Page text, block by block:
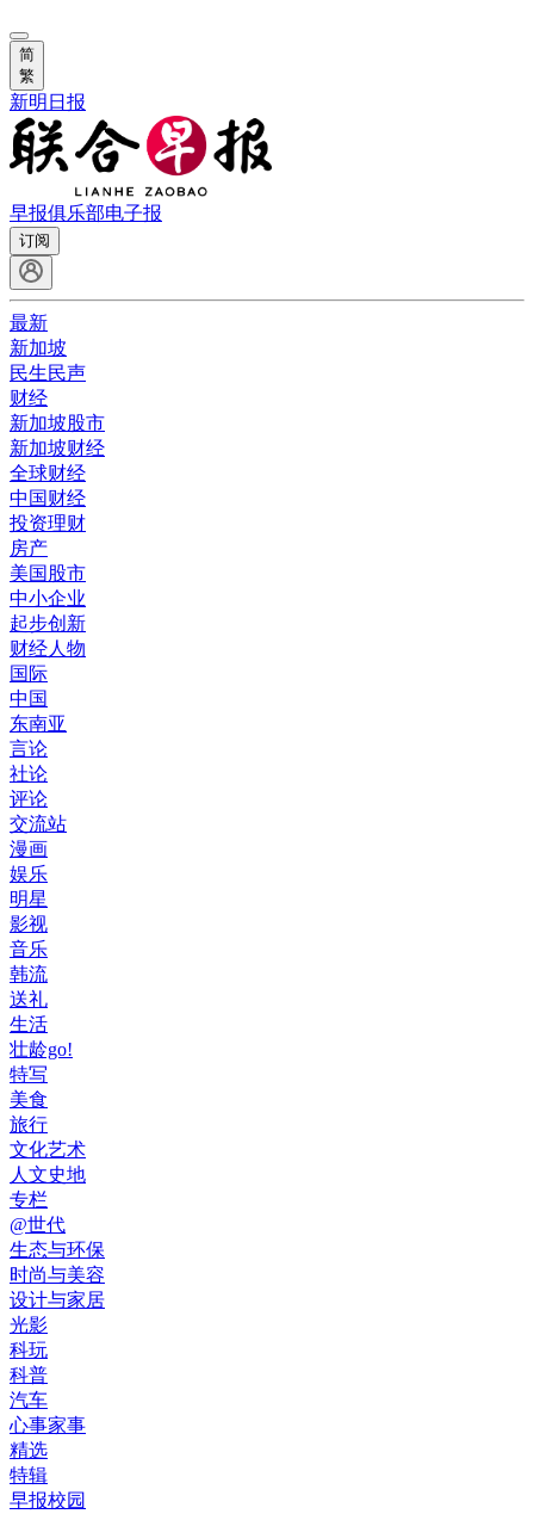
简
繁
新明日报
早报俱乐部电子报
订阅
最新
新加坡
民生民声
财经
新加坡股市
新加坡财经
全球财经
中国财经
投资理财
房产
美国股市
中小企业
起步创新
财经人物
国际
中国
东南亚
言论
社论
评论
交流站
漫画
娱乐
明星
影视
音乐
韩流
送礼
生活
壮龄go!
特写
美食
旅行
文化艺术
人文史地
专栏
@世代
生态与环保
时尚与美容
设计与家居
光影
科玩
科普
汽车
心事家事
精选
特辑
早报校园